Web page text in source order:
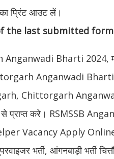
का प्रिंट आउट लें।
the last submitted
Bharti 2024,
Anganwadi
Chittorgarh Anganwadi
से प्राप्त करे। RSMSSB
Vacancy Apply Online
भर्ती, आंगनबाड़ी भर्ती